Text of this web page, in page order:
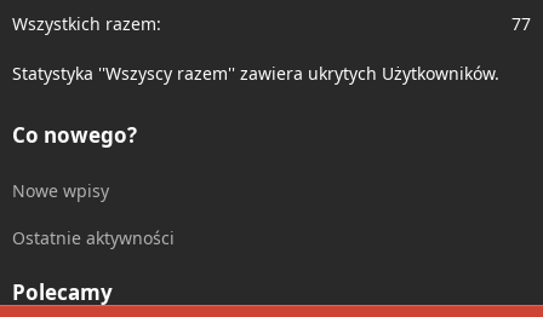
Wszystkich razem 77
Statystyka ''Wszyscy razem'' zawiera ukrytych Użytkowników.
Co nowego?
Nowe wpisy
Ostatnie aktywności
Polecamy